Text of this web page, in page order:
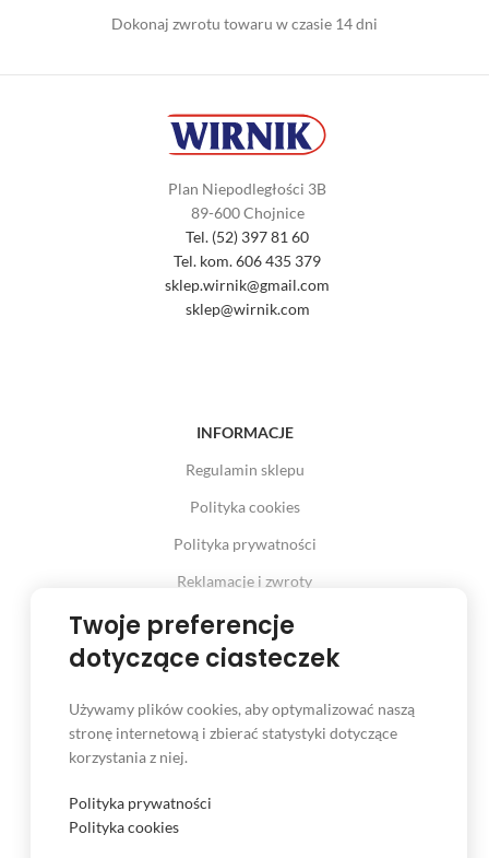
Dokonaj zwrotu towaru w czasie 14 dni
Plan Niepodległości 3B
89-600 Chojnice
Tel. (52) 397 81 60
Tel. kom. 606 435 379
sklep.wirnik@gmail.com
sklep@wirnik.com
INFORMACJE
Regulamin sklepu
Polityka cookies
Polityka prywatności
Reklamacje i zwroty
Prawo odstąpienia od umowy
INFORMACJE
Czas i koszt dostawy
Twoje preferencje
dotyczące ciasteczek
Używamy plików cookies, aby optymalizować naszą
stronę internetową i zbierać statystyki dotyczące
korzystania z niej.
Polityka prywatności
Polityka cookies